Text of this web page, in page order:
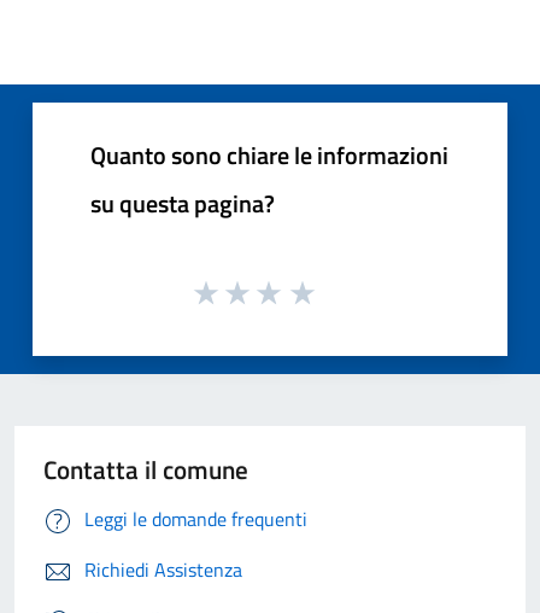
Quanto sono chiare le informazioni
su questa pagina?
Contatta il comune
Leggi le domande frequenti
Richiedi Assistenza